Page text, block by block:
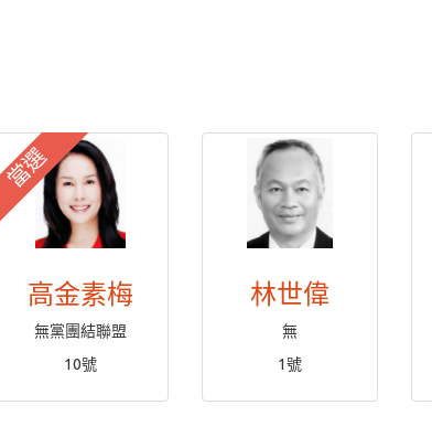
當選
高金素梅
無黨團結聯盟
10號
林世偉
無
1號